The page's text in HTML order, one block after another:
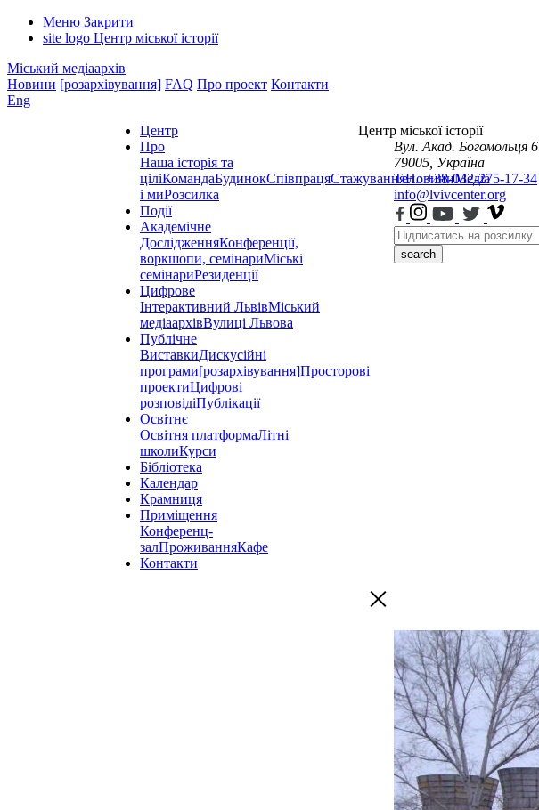
Меню Закрити
site logo Центр міської історії
Міський медіаархів
Новини [розархівування] FAQ Про проект Контакти
Eng
Центр
Про
Наша історія та
ціліКомандаБудинокСпівпрацяСтажуванняНовиниМедіа
і миРозсилка
Події
Академічне
ДослідженняКонференції,
воркшопи, семінариМіські
семінариРезиденції
Цифрове
Інтерактивний ЛьвівМіський
медіаархівВулиці Львова
Публічне
ВиставкиДискусійні
програми[розархівування]Просторові
проектиЦифрові
розповідіПублікації
Освітнє
Освітня платформаЛітні
школиКурси
Бібліотека
Календар
Крамниця
Приміщення
Конференц-
залПроживанняКафе
Контакти
Центр міської історії
Вул. Акад. Богомольця 6
79005, Україна
Тел.: +38-032-275-17-34
info@lvivcenter.org
search